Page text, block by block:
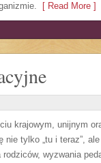
[ Read More ]
krajowym, unijnym
tylko „tu i teraz”,
wyzwania